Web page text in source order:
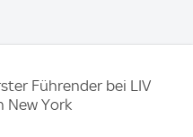
Führender bei LIV
New York